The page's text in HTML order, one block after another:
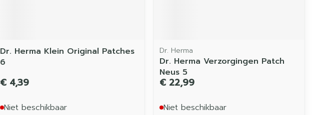
Dr. Herma Klein Original Patches
6
€ 4,39
Niet beschikbaar
Dr. Herma
Dr. Herma Verzorgingen Patch
Neus 5
€ 22,99
Niet beschikbaar